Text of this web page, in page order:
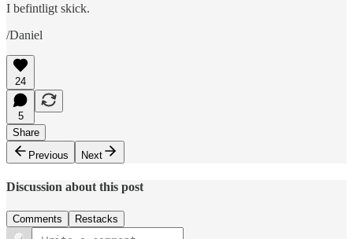
I befintligt skick.
/Daniel
24
5
Share
Previous
Next
Discussion about this post
Comments Restacks